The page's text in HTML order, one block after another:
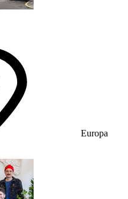
Europa